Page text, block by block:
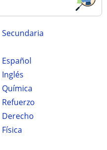
secundaria
Español
Inglés
Química
Refuerzo
Derecho
Física